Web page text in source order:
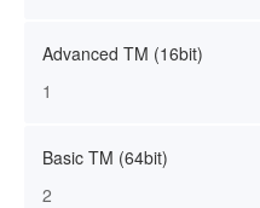
Advanced TM (16bit)
1
Basic TM (64bit)
2